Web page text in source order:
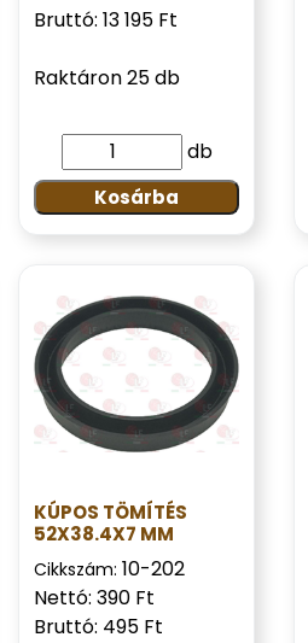
Bruttó: 13 195 Ft
Raktáron 25 db
db
Kosárba
KÚPOS TÖMÍTÉS
52X38.4X7 MM
Cikkszám: 10-202
Nettó: 390 Ft
Bruttó: 495 Ft